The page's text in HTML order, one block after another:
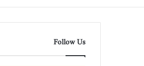
Follow Us